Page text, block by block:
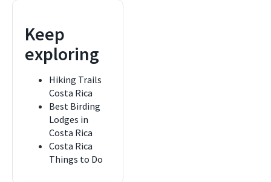
Keep
exploring
Hiking Trails
Costa Rica
Best Birding
Lodges in
Costa Rica
Costa Rica
Things to Do